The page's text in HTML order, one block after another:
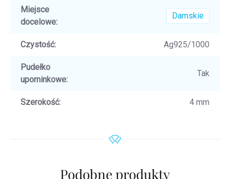
Miejsce
docelowe:
Damskie
Czystość: Ag925/1000
Pudełko
upominkowe:
Tak
Szerokość: 4 mm
Podobne produkty